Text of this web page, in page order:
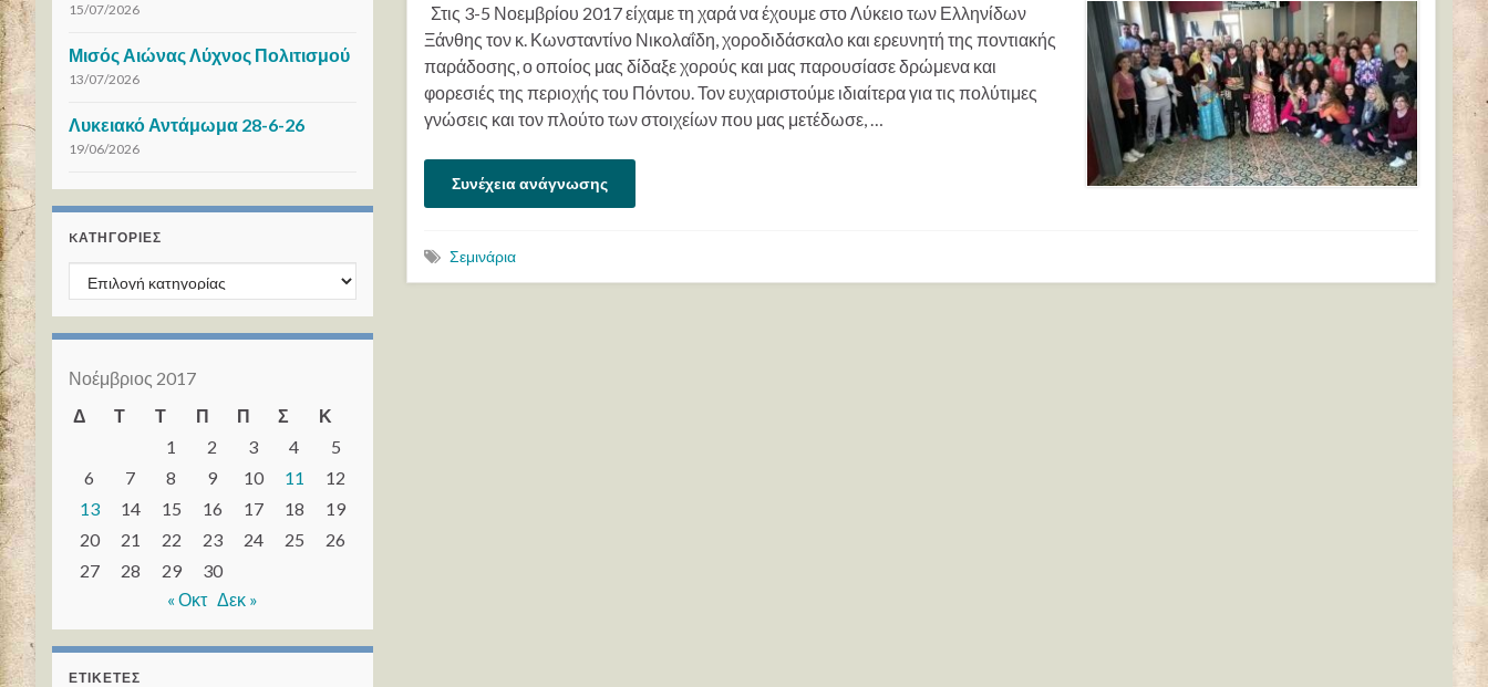
Στις 3-5 Νοεμβρίου 2017 είχαμε τη χαρά να έχουμε στο Λύκειο των Ελληνίδων
Ξάνθης τον κ. Κωνσταντίνο Νικολαΐδη, χοροδιδάσκαλο και ερευνητή της ποντιακής
παράδοσης, ο οποίος μας δίδαξε χορούς και μας παρουσίασε δρώμενα και
φορεσιές της περιοχής του Πόντου. Τον ευχαριστούμε ιδιαίτερα για τις πολύτιμες
γνώσεις και τον πλούτο των στοιχείων που μας μετέδωσε, …
Συνέχεια ανάγνωσης
Σεμινάρια
15/07/2026
Μισός Αιώνας Λύχνος Πολιτισμού
13/07/2026
Λυκειακό Αντάμωμα 28-6-26
19/06/2026
KΑΤΗΓΟΡΊΕΣ
Kατηγορίες
Νοέμβριος 2017
Δ
Τ Τ Π Π Σ
Κ
1
2 3 4
5
6
7 8 9 10 11
12
13
14 15 16 17 18
19
20
21 22 23 24 25
26
27
28 29
30
« Οκτ Δεκ »
ΕΤΙΚΈΤΕΣ